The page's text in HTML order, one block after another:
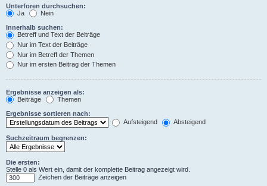
Unterforen durchsuchen:
Ja
Nein
Innerhalb suchen:
Betreff und Text der Beiträge
Nur im Text der Beiträge
Nur im Betreff der Themen
Nur im ersten Beitrag der Themen
Ergebnisse anzeigen als:
Beiträge
Themen
Ergebnisse sortieren nach:
Aufsteigend
Absteigend
Suchzeitraum begrenzen:
Die ersten:
Stelle 0 als Wert ein, damit der komplette Beitrag angezeigt wird.
Zeichen der Beiträge anzeigen